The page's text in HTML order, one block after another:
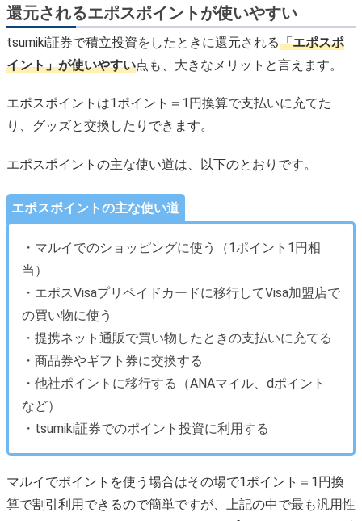
還元されるエポスポイントが使いやすい
tsumiki証券で積立投資をしたときに還元される「エポスポ
イント」が使いやすい点も、大きなメリットと言えます。
エポスポイントは1ポイント＝1円換算で支払いに充てた
り、グッズと交換したりできます。
エポスポイントの主な使い道は、以下のとおりです。
エポスポイントの主な使い道
・マルイでのショッピングに使う（1ポイント1円相
当）
・エポスVisaプリペイドカードに移行してVisa加盟店で
の買い物に使う
・提携ネット通販で買い物したときの支払いに充てる
・商品券やギフト券に交換する
・他社ポイントに移行する（ANAマイル、dポイント
など）
・tsumiki証券でのポイント投資に利用する
マルイでポイントを使う場合はその場で1ポイント＝1円換
算で割引利用できるので簡単ですが、上記の中で最も汎用性